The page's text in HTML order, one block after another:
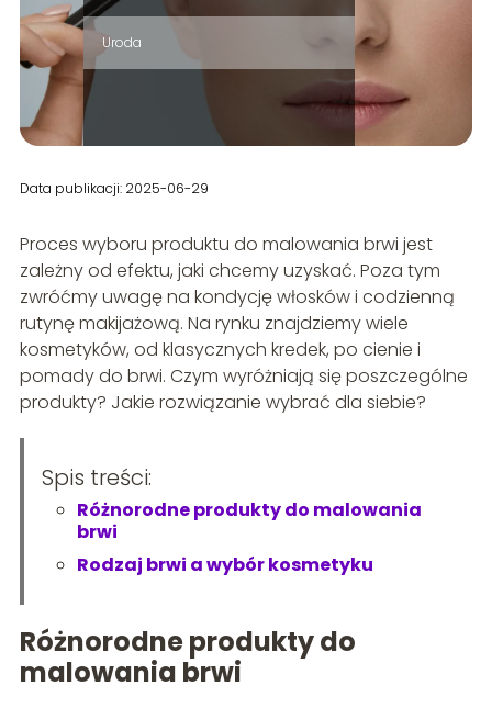
Uroda
Data publikacji: 2025-06-29
Proces wyboru produktu do malowania brwi jest
zależny od efektu, jaki chcemy uzyskać. Poza tym
zwróćmy uwagę na kondycję włosków i codzienną
rutynę makijażową. Na rynku znajdziemy wiele
kosmetyków, od klasycznych kredek, po cienie i
pomady do brwi. Czym wyróżniają się poszczególne
produkty? Jakie rozwiązanie wybrać dla siebie?
Spis treści:
Różnorodne produkty do malowania
brwi
Rodzaj brwi a wybór kosmetyku
Różnorodne produkty do
malowania brwi